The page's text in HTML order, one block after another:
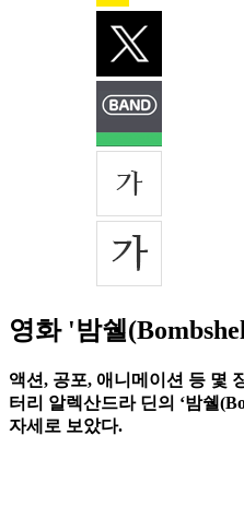
영화 '밤쉘
액션, 공포, 애니메이션 등 몇
터리 알렉산드라 딘의 ‘밤쉘
자세로 보았다.